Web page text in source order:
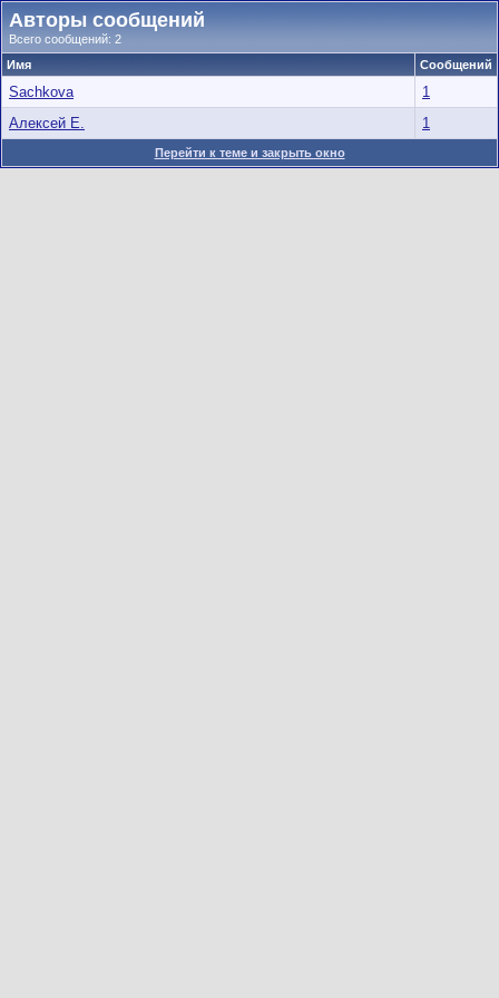
Авторы сообщений
Всего сообщений: 2
Имя
Сообщений
Sachkova
1
Алексей Е.
1
Перейти к теме и закрыть окно